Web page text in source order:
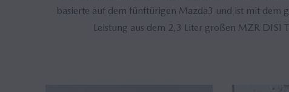
basierte auf dem fünftürigen Mazda3 und ist mit dem
Leistung aus dem 2,3 Liter großen MZR DISI